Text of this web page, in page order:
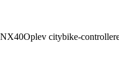
citybike-